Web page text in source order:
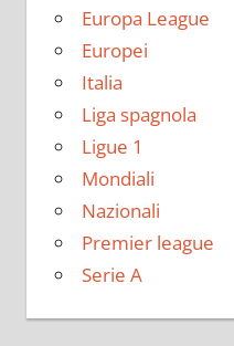
Europa League
Europei
Italia
Liga spagnola
Ligue 1
Mondiali
Nazionali
Premier league
Serie A